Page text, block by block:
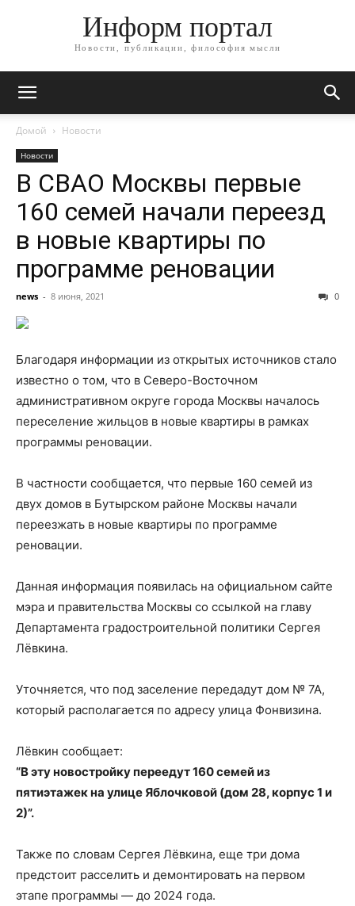
Информ портал
Новости, публикации, философия мысли
Домой Новости
Новости
В СВАО Москвы первые
160 семей начали переезд
в новые квартиры по
программе реновации
news - 8 июня, 2021 0
Благодаря информации из открытых источников стало
известно о том, что в Северо-Восточном
административном округе города Москвы началось
переселение жильцов в новые квартиры в рамках
программы реновации.
В частности сообщается, что первые 160 семей из
двух домов в Бутырском районе Москвы начали
переезжать в новые квартиры по программе
реновации.
Данная информация появилась на официальном сайте
мэра и правительства Москвы со ссылкой на главу
Департамента градостроительной политики Сергея
Лёвкина.
Уточняется, что под заселение передадут дом № 7А,
который располагается по адресу улица Фонвизина.
Лёвкин сообщает:
“В эту новостройку переедут 160 семей из
пятиэтажек на улице Яблочковой (дом 28, корпус 1 и
2)”.
Также по словам Сергея Лёвкина, еще три дома
предстоит расселить и демонтировать на первом
этапе программы — до 2024 года.